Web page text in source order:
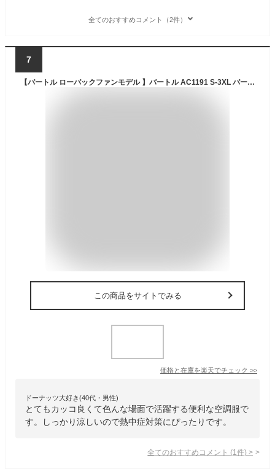
全てのおすすめコメント（2件）
7
【バートル ローバックファンモデル 】バートル AC1191 S-3XL バートル 最新モデル バートル 2025 バートル 長袖 空調 服 長袖空調作業服 作業着 作業服 フード着脱可能 熱中症対策 遮熱効果 アルミ加工 保冷剤ポケット 撥水性 UVカット ac1191
この商品をサイトでみる
価格と在庫を楽天でチェック >>
ドーナッツ大好き(40代・男性)
とてもカッコ良くて色んな場面で活躍する便利な空調服で
す。しっかり涼しいので熱中症対策にぴったりです。
全てのおすすめコメント (1 件) >